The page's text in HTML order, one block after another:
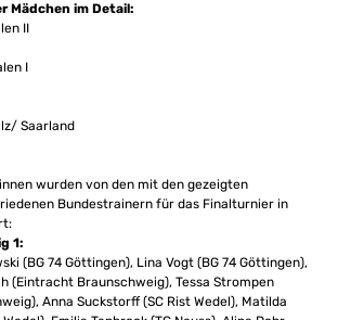
Mädchen im Detail:
II
I
Saarland
wurden von den mit den gezeigten
Bundestrainern für das Finalturnier in
1:
(BG 74 Göttingen), Lina Vogt (BG 74 Göttingen),
(Eintracht Braunschweig), Tessa Strompen
Anna Suckstorff (SC Rist Wedel), Matilda